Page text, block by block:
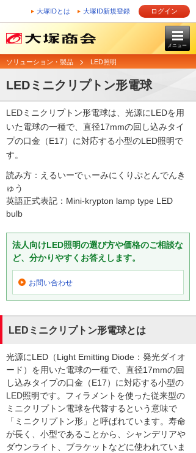
大塚IDとは 大塚ID新規登録 ログイン
メニュー
ソリューション・製品 LED照明
LEDミニクリプトン形電球
LEDミニクリプトン形電球は、光源にLEDを用
いた電球の一種で、直径17mmの回し込みタイ
プの口金（E17）に対応する小型のLED照明で
す。
読み方：えるいーでぃーみにくりぷとんでんき
ゅう
英語正式表記：Mini-krypton lamp type LED
bulb
法人向けLED照明の選び方や価格のご相談な
ど、分かりやすくお答えします。
お問い合わせ
LEDミニクリプトン形電球とは
光源にLED（Light Emitting Diode：発光ダイオ
ード）を用いた電球の一種で、直径17mmの回
し込みタイプの口金（E17）に対応する小型の
LED照明です。フィラメントを使った従来型の
ミニクリプトン電球を代替するという意味で
「ミニクリプトン形」と呼ばれています。寿命
が長く、小型であることから、シャンデリアや
ダウンライト、ブラケットなどに使われていま